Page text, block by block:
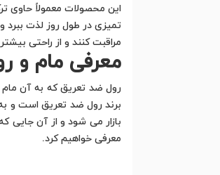
این محصولات معمولاً حاوی
تمیزی در طول روز لذت ببرد
مراقبت کنند و از راحتی
معرفی مام و
رول ضد تعریق که به آن مام
برند رول ضد تعریق است و
بازار می شود و از آن جایی
معرفی خواهیم کرد.